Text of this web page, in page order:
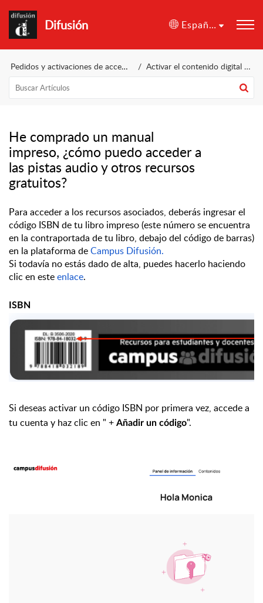
Difusión Español (España)
Pedidos y activaciones de acceso digitales comprados Activar el contenido digital en la plataforma del acceso comprado
He comprado un manual
impreso, ¿cómo puedo acceder a
las pistas audio y otros recursos
gratuitos?
Para acceder a los recursos asociados, deberás ingresar el
código ISBN de tu libro impreso (este número se encuentra
en la contraportada de tu libro, debajo del código de barras)
en la plataforma de Campus Difusión.
Si todavía no estás dado de alta, puedes hacerlo haciendo
clic en esteenlace.
ISBN
Si deseas activar un código ISBN por primera vez, accede a
tu cuenta y haz clic en " + Añadir un código".